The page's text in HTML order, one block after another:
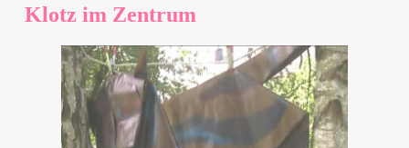
Klotz im Zentrum